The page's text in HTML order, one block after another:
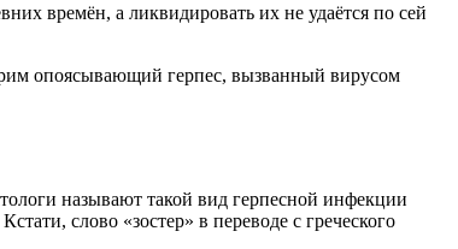
времён, а ликвидировать их не удаётся по сей
опоясывающий герпес, вызванный вирусом
называют такой вид герпесной инфекции
слово «зостер» в переводе с греческого